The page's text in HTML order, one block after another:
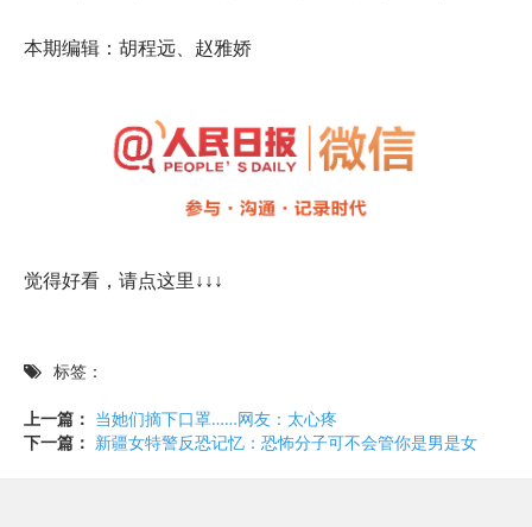
本期编辑：胡程远、赵雅娇
觉得好看，请点这里↓↓↓
标签：
上一篇： 当她们摘下口罩……网友：太心疼
下一篇： 新疆女特警反恐记忆：恐怖分子可不会管你是男是女